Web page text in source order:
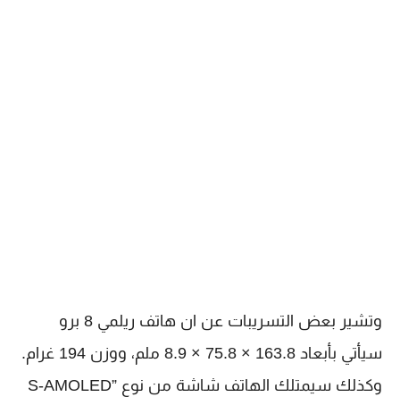
وتشير بعض التسريبات عن ان هاتف ريلمي 8 برو
سيأتي بأبعاد 163.8 × 75.8 × 8.9 ملم، ووزن 194 غرام.
وكذلك سيمتلك الهاتف شاشة من نوع ”S-AMOLED